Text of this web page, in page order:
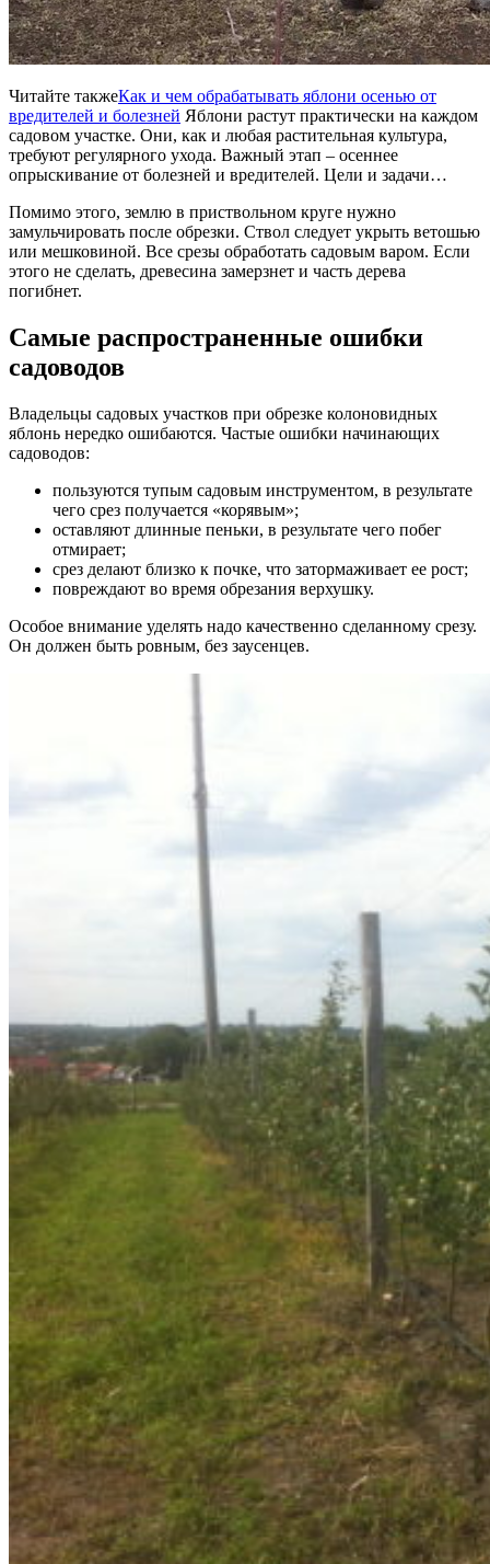
Читайте такжеКак и чем обрабатывать яблони осенью от
вредителей и болезней Яблони растут практически на каждом
садовом участке. Они, как и любая растительная культура,
требуют регулярного ухода. Важный этап – осеннее
опрыскивание от болезней и вредителей. Цели и задачи…
Помимо этого, землю в приствольном круге нужно
замульчировать после обрезки. Ствол следует укрыть ветошью
или мешковиной. Все срезы обработать садовым варом. Если
этого не сделать, древесина замерзнет и часть дерева
погибнет.
Самые распространенные ошибки
садоводов
Владельцы садовых участков при обрезке колоновидных
яблонь нередко ошибаются. Частые ошибки начинающих
садоводов:
пользуются тупым садовым инструментом, в результате
чего срез получается «корявым»;
оставляют длинные пеньки, в результате чего побег
отмирает;
срез делают близко к почке, что затормаживает ее рост;
повреждают во время обрезания верхушку.
Особое внимание уделять надо качественно сделанному срезу.
Он должен быть ровным, без заусенцев.